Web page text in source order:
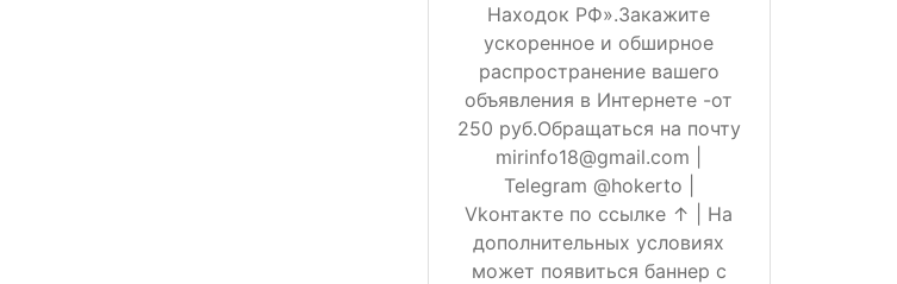
Находок РФ».Закажите
ускоренное и обширное
распространение вашего
объявления в Интернете -от
250 руб.Обращаться на почту
mirinfo18@gmail.com |
Telegram @hokerto |
Vkонтакте по ссылке ↑ | На
дополнительных условиях
может появиться баннер с